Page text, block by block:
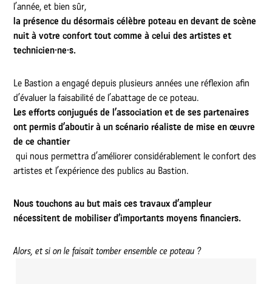
l’année, et bien sûr,
la présence du désormais célèbre poteau en devant de scène
nuit à votre confort tout comme à celui des artistes et
technicien·ne·s.
Le Bastion a engagé depuis plusieurs années une réflexion afin
d’évaluer la faisabilité de l’abattage de ce poteau.
Les efforts conjugués de l’association et de ses partenaires
ont permis d’aboutir à un scénario réaliste de mise en œuvre
de ce chantier
qui nous permettra d’améliorer considérablement le confort des
artistes et l’expérience des publics au Bastion.
Nous touchons au but mais ces travaux d’ampleur
nécessitent de mobiliser d’importants moyens financiers.
Alors, et si on le faisait tomber ensemble ce poteau ?